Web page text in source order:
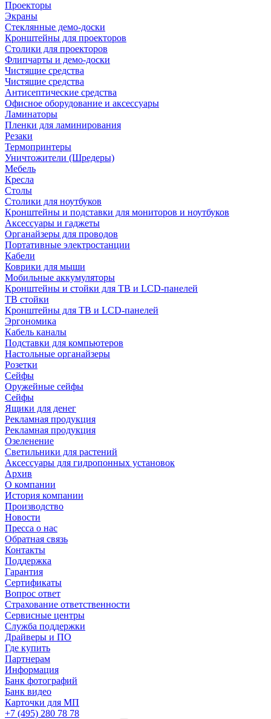
Проекторы
Экраны
Стеклянные демо-доски
Кронштейны для проекторов
Столики для проекторов
Флипчарты и демо-доски
Чистящие средства
Чистящие средства
Антисептические средства
Офисное оборудование и аксессуары
Ламинаторы
Пленки для ламинирования
Резаки
Термопринтеры
Уничтожители (Шредеры)
Мебель
Кресла
Столы
Столики для ноутбуков
Кронштейны и подставки для мониторов и ноутбуков
Аксессуары и гаджеты
Органайзеры для проводов
Портативные электростанции
Кабели
Коврики для мыши
Мобильные аккумуляторы
Кронштейны и стойки для ТВ и LCD-панелей
ТВ стойки
Кронштейны для ТВ и LCD-панелей
Эргономика
Кабель каналы
Подставки для компьютеров
Настольные органайзеры
Розетки
Сейфы
Оружейные сейфы
Сейфы
Ящики для денег
Рекламная продукция
Рекламная продукция
Озеленение
Светильники для растений
Аксессуары для гидропонных установок
Архив
О компании
История компании
Производство
Новости
Пресса о нас
Обратная связь
Контакты
Поддержка
Гарантия
Сертификаты
Вопрос ответ
Страхование ответственности
Сервисные центры
Служба поддержки
Драйверы и ПО
Где купить
Партнерам
Информация
Банк фотографий
Банк видео
Карточки для МП
+7 (495) 280 78 78